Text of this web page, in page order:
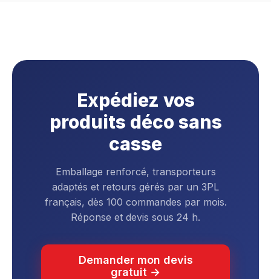
Expédiez vos
produits déco sans
casse
Emballage renforcé, transporteurs
adaptés et retours gérés par un 3PL
français, dès 100 commandes par mois.
Réponse et devis sous 24 h.
Demander mon devis
gratuit →